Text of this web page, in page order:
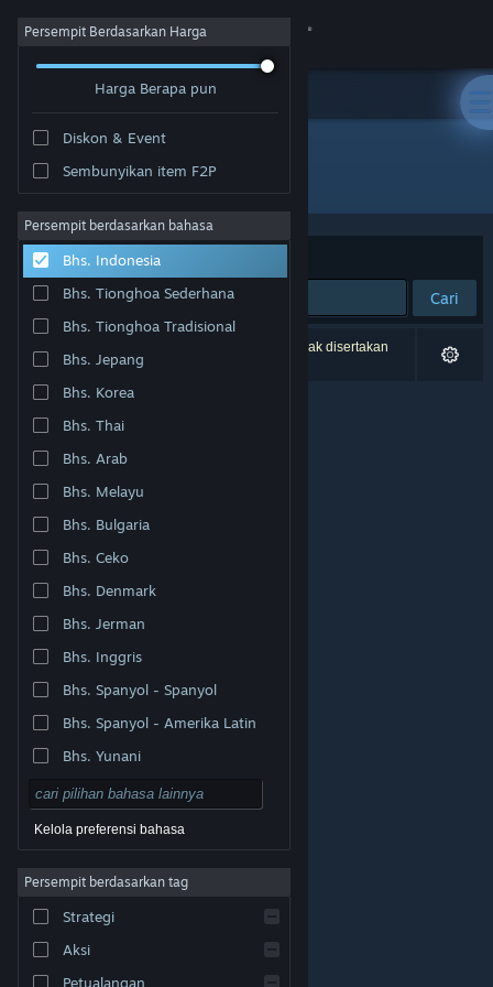
Login
Tentang
Bantuan
Ubah bahasa
Dapatkan Aplikasi Seluler Steam
Lihat situs web desktop
Undang. Semua merek dagang merupakan hak pemilik
Legal| Aksesibilitas
Pengembalian Dana
Persempit Berdasarkan Harga
Harga Berapa pun
Diskon & Event
Sembunyikan item F2P
Persempit berdasarkan bahasa
Bhs. Indonesia
Bhs. Tionghoa Sederhana
Bhs. Tionghoa Tradisional
Bhs. Jepang
Bhs. Korea
Bhs. Thai
Bhs. Arab
Bhs. Melayu
Bhs. Bulgaria
Bhs. Ceko
Bhs. Denmark
Bhs. Jerman
Bhs. Inggris
Bhs. Spanyol - Spanyol
Bhs. Spanyol - Amerika Latin
Bhs. Yunani
Kelola preferensi bahasa
Persempit berdasarkan tag
Strategi
Aksi
Petualangan
Pengembang: minituna
Berdasarkan Relevansi
Cari
0 hasil cocok dengan pencarianmu. 1 produk tidak disertakan
berdasarkan preferensimu.